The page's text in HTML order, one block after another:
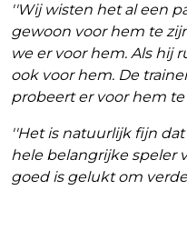
''Wij wisten het al een
gewoon voor hem te
we er voor hem. Als hij
ook voor hem. De
probeert er voor hem te
''Het is natuurlijk fijn
hele belangrijke speler
goed is gelukt om